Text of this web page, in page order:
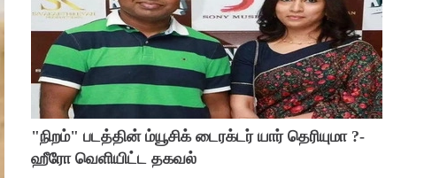
"நிறம்" படத்தின் ம்யூசிக் டைரக்டர் யார் தெரியுமா ?-
ஹீரோ வெளியிட்ட தகவல்